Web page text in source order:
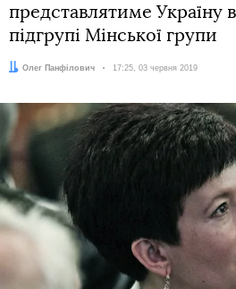
представлятиме Україну
підгрупі Мінської групи
Автор:
Олег Панфілович Дата:
17:25, 03 червня 2019